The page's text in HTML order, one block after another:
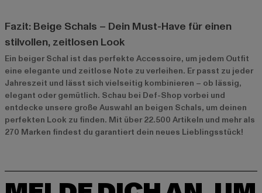
Fazit: Beige Schals – Dein Must-Have für einen
stilvollen, zeitlosen Look
Ein beiger Schal ist das perfekte Accessoire, um jedem Outfit
eine elegante und zeitlose Note zu verleihen. Er passt zu jeder
Jahreszeit und lässt sich vielseitig kombinieren – ob lässig,
elegant oder gemütlich. Schau bei Def-Shop vorbei und
entdecke unsere große Auswahl an beigen Schals, um deinen
perfekten Look zu finden. Mit über 22.500 Artikeln und mehr als
270 Marken findest du garantiert dein neues Lieblingsstück!